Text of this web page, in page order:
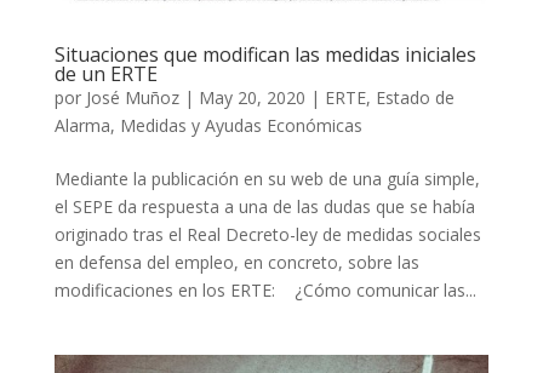
Situaciones que modifican las medidas iniciales
de un ERTE
por José Muñoz| May 20, 2020 | ERTE, Estado de
Alarma, Medidas y Ayudas Económicas
Mediante la publicación en su web de una guía simple,
el SEPE da respuesta a una de las dudas que se había
originado tras el Real Decreto-ley de medidas sociales
en defensa del empleo, en concreto, sobre las
modificaciones en los ERTE: ¿Cómo comunicar las...